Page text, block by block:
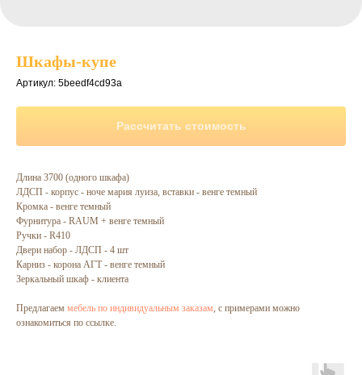
Шкафы-купе
Артикул: 5beedf4cd93a
Рассчитать стоимость
Длина 3700 (одного шкафа)
ЛДСП - корпус - ноче мария луиза, вставки - венге темный
Кромка - венге темный
Фурнитура - RAUM + венге темный
Ручки - R410
Двери набор - ЛДСП - 4 шт
Карниз - корона АГТ - венге темный
Зеркальный шкаф - клиента
Предлагаем мебель по индивидуальным заказам, с примерами можно
ознакомиться по ссылке.